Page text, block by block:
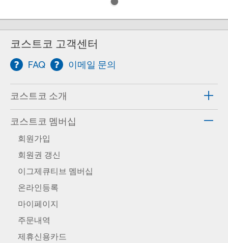
코스트코 고객센터
FAQ 이메일 문의
코스트코 소개
코스트코 멤버십
회원가입
회원권 갱신
이그제큐티브 멤버십
온라인등록
마이페이지
주문내역
제휴신용카드